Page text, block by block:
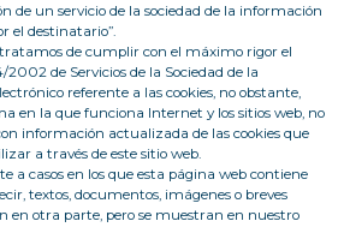
de un servicio de la sociedad de la información
el destinatario”.
de cumplir con el máximo rigor el
de Servicios de la Sociedad de la
referente a las cookies, no obstante,
en la que funciona Internet y los sitios web, no
información actualizada de las cookies que
a través de este sitio web.
a casos en los que esta página web contiene
textos, documentos, imágenes o breves
en otra parte, pero se muestran en nuestro